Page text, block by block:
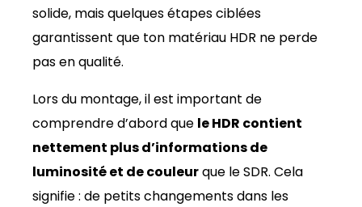
solide, mais quelques étapes ciblées
garantissent que ton matériau HDR ne perde
pas en qualité.
Lors du montage, il est important de
comprendre d’abord que le HDR contient
nettement plus d’informations de
luminosité et de couleurque le SDR. Cela
signifie : de petits changements dans les